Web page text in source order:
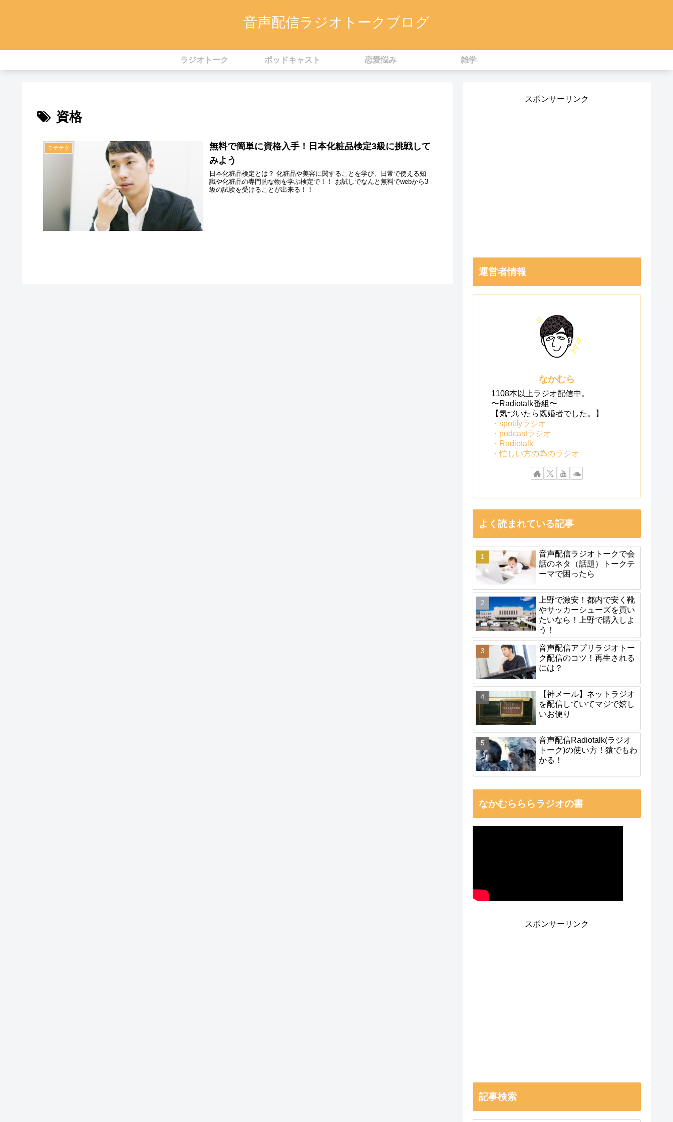
音声配信ラジオトークブログ
ラジオトーク ポッドキャスト 恋愛悩み 雑学
資格
モテテク
無料で簡単に資格入手！日本化粧品検定3級に挑戦して
みよう
日本化粧品検定とは？ 化粧品や美容に関することを学び、日常で使える知
識や化粧品の専門的な物を学ぶ検定で！！ お試しでなんと無料でwebから3
級の試験を受けることが出来る！！
スポンサーリンク
運営者情報
なかむら
1108本以上ラジオ配信中。
〜Radiotalk番組〜
【気づいたら既婚者でした。】
・spotifyラジオ
・podcastラジオ
・Radiotalk
・忙しい方の為のラジオ
よく読まれている記事
音声配信ラジオトークで会
話のネタ（話題）トークテ
ーマで困ったら
上野で激安！都内で安く靴
やサッカーシューズを買い
たいなら！上野で購入しよ
う！
音声配信アプリラジオトー
ク配信のコツ！再生される
には？
【神メール】ネットラジオ
を配信していてマジで嬉し
いお便り
音声配信Radiotalk(ラジオ
トーク)の使い方！猿でもわ
かる！
なかむらららラジオの書
スポンサーリンク
記事検索